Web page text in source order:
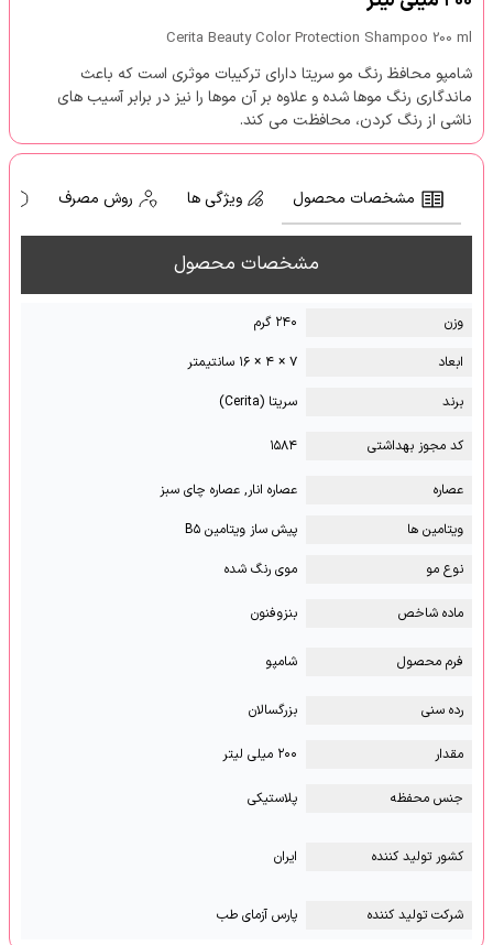
Cerita Beauty Color Protection Shampoo 200 ml
شامپو محافظ رنگ مو سریتا دارای ترکیبات موثری است که باعث
ماندگاری رنگ موها شده و علاوه بر آن موها را نیز در برابر آسیب های
ناشی از رنگ کردن، محافظت می کند.
مشخصات محصول ویژگی ها روش مصرف
مشخصات محصول
وزن
۲۴۰ گرم
ابعاد
۷ × ۴ × ۱۶ سانتیمتر
برند
سریتا (Cerita)
کد مجوز بهداشتی ۱۵۸۴
عصاره
عصاره انار, عصاره چای سبز
ویتامین ها
پیش ساز ویتامین B۵
نوع مو
موی رنگ شده
ماده شاخص بنزوفنون
فرم محصول شامپو
رده سنی بزرگسالان
مقدار ۲۰۰ میلی لیتر
جنس محفظه پلاستیکی
کشور تولید کننده ایران
شرکت تولید کننده پارس آزمای طب